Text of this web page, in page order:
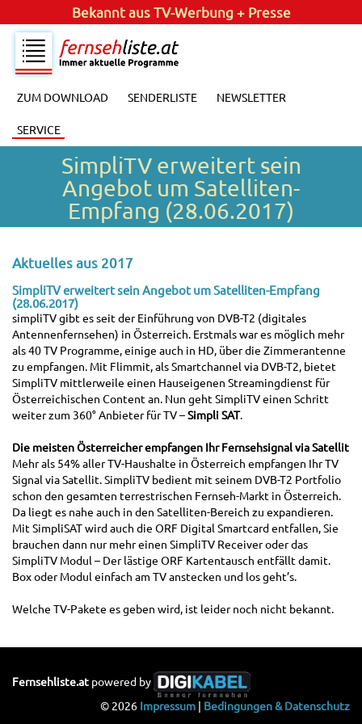
Bekannt ausTV-Werbung + Presse
ZUM DOWNLOAD SENDERLISTE NEWSLETTER
SERVICE
SimpliTV erweitert sein
Angebot um Satelliten-
Empfang (28.06.2017)
Aktuelles aus 2017
SimpliTV erweitert sein Angebot um Satelliten-Empfang
(28.06.2017)
simpliTV gibt es seit der Einführung von DVB-T2 (digitales
Antennenfernsehen) in Österreich. Erstmals war es möglich mehr
als 40 TV Programme, einige auch in HD, über die Zimmerantenne
zu empfangen. Mit Flimmit, als Smartchannel via DVB-T2, bietet
SimpliTV mittlerweile einen Hauseigenen Streamingdienst für
Österreichischen Content an. Nun geht SimpliTV einen Schritt
weiter zum 360° Anbieter für TV –Simpli SAT.
Die meisten Österreicher empfangen Ihr Fernsehsignal via Satellit
Mehr als 54% aller TV-Haushalte in Österreich empfangen Ihr TV
Signal via Satellit. SimpliTV bedient mit seinem DVB-T2 Portfolio
schon den gesamten terrestrischen Fernseh-Markt in Österreich.
Da liegt es nahe auch in den Satelliten-Bereich zu expandieren.
Mit SimpliSAT wird auch die ORF Digital Smartcard entfallen, Sie
brauchen dann nur mehr einen SimpliTV Receiver oder das
SimpliTV Modul – Der lästige ORF Kartentausch entfällt damit.
Box oder Modul einfach am TV anstecken und los geht’s.
Welche TV-Pakete es geben wird, ist leider noch nicht bekannt.
Fernsehliste.at powered by
© 2026 Impressum | Bedingungen & Datenschutz